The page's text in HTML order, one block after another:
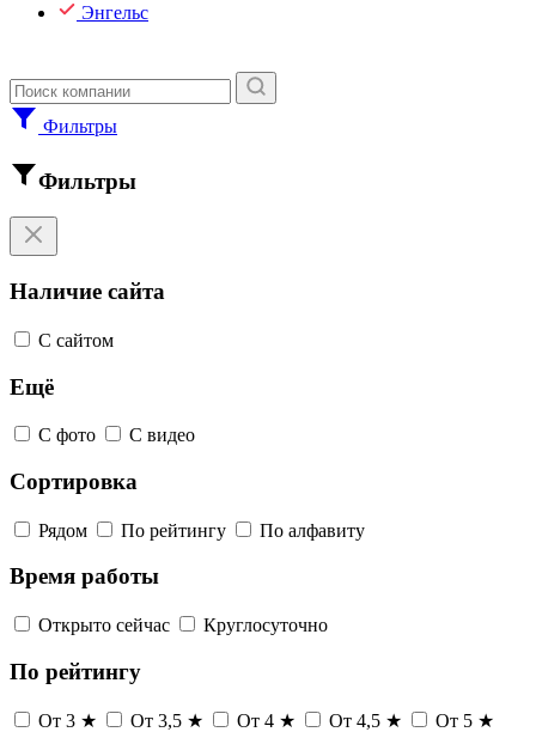
Энгельс
Фильтры
Фильтры
Наличие сайта
С сайтом
Ещё
С фото С видео
Сортировка
Рядом По рейтингу По алфавиту
Время работы
Открыто сейчас Круглосуточно
По рейтингу
От 3 ★ От 3,5 ★ От 4 ★ От 4,5 ★ От 5 ★